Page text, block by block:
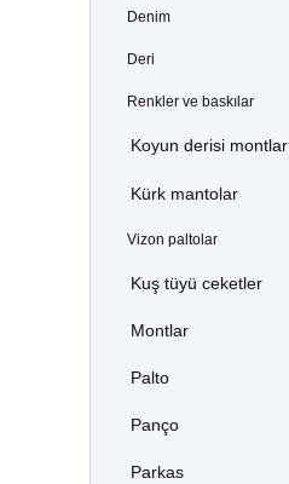
Denim
Deri
Renkler ve baskılar
Koyun derisi montlar
Kürk mantolar
Vizon paltolar
Kuş tüyü ceketler
Montlar
Palto
Panço
Parkas